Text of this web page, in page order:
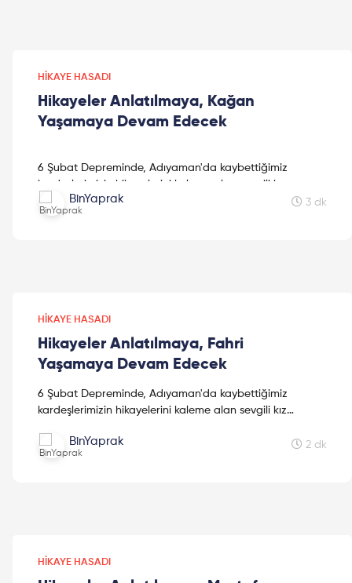
HIKAYE HASADI
Hikayeler Anlatılmaya, Kağan
Yaşamaya Devam Edecek
6 Şubat Depreminde, Adıyaman'da kaybettiğimiz
kardeşlerimizin hikayelerini kaleme alan sevgili kız
kardeşimiz Mine Kavasoğulları'na teşekkür ederiz.
BinYaprak 3 dk
HIKAYE HASADI
Hikayeler Anlatılmaya, Fahri
Yaşamaya Devam Edecek
6 Şubat Depreminde, Adıyaman'da kaybettiğimiz
kardeşlerimizin hikayelerini kaleme alan sevgili kız
BinYaprak 2 dk
HIKAYE HASADI